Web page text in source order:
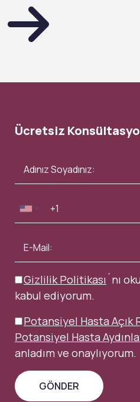
Ücretsiz
Gizlilik Politikası ´nı
kabul ediyorum.
Potansiyel Hasta Açık
Potansiyel Hasta
anladım ve onaylıyorum.